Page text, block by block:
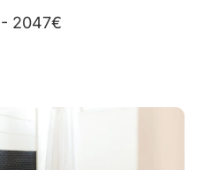
2047€